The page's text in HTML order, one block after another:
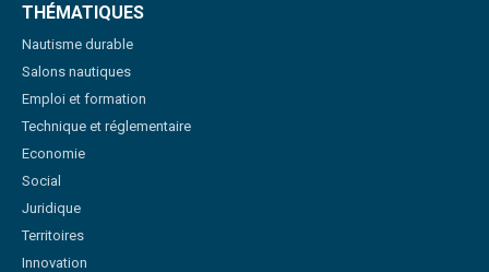
THÉMATIQUES
Nautisme durable
Salons nautiques
Emploi et formation
Technique et réglementaire
Economie
Social
Juridique
Territoires
Innovation